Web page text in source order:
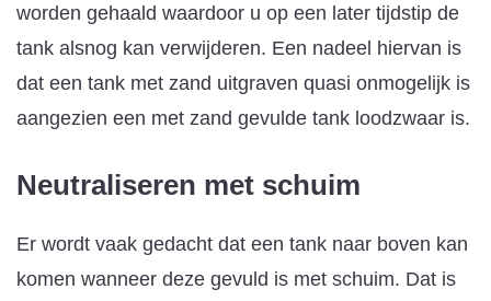
worden gehaald waardoor u op een later tijdstip de
tank alsnog kan verwijderen. Een nadeel hiervan is
dat een tank met zand uitgraven quasi onmogelijk is
aangezien een met zand gevulde tank loodzwaar is.
Neutraliseren met schuim
Er wordt vaak gedacht dat een tank naar boven kan
komen wanneer deze gevuld is met schuim. Dat is